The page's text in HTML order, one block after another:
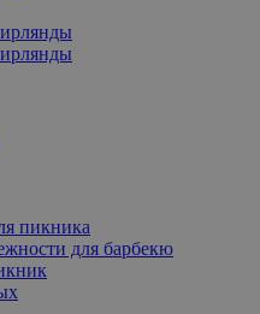
пикника
для барбекю